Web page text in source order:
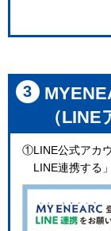
3
（LINE
①LINE公式アカ
LINE連携する